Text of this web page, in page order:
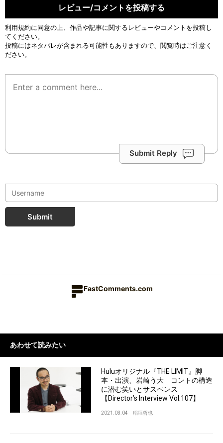
レビュー/コメントを投稿する
利用規約に同意の上、作品や記事に関するレビューやコメントを投稿し
てください。
投稿にはネタバレが含まれる可能性もありますので、閲覧時はご注意く
ださい。
Submit Reply
Submit
FastComments.com
あわせて読みたい
Huluオリジナル『THE LIMIT』脚
本・出演、岩崎う大 コントの構造
に潜む笑いとサスペンス
【Director’s Interview Vol.107】
2021.03.04 稲垣哲也